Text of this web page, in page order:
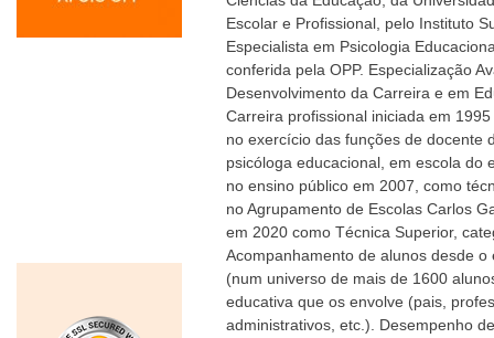
Escolar e Profissional, pelo Instituto
Especialista em Psicologia
conferida pela OPP. Especialização
Desenvolvimento da Carreira e em
Carreira profissional iniciada em
no exercício das funções de docente
psicóloga educacional, em escola do
no ensino público em 2007, como
no Agrupamento de Escolas Carlos
em 2020 como Técnica Superior,
Acompanhamento de alunos desde
(num universo de mais de 1600
educativa que os envolve (pais,
administrativos, etc.). Desempenho